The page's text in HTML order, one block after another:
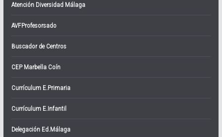
Atención Diversidad Málaga
AVFProfesorsado
Buscador de Centros
CEP Marbella Coín
Currículum E.Primaria
Currículum E.Infantil
Delegación Ed.Málaga